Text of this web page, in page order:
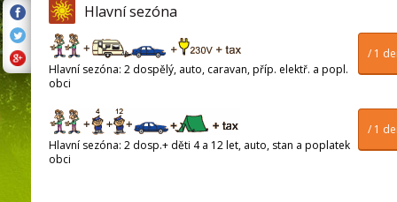
Hlavní sezóna
/ 1
Hlavní sezóna: 2 dospělý, auto, caravan, příp. elektř. a popl.
obci
/ 1
Hlavní sezóna: 2 dosp.+ děti 4 a 12 let, auto, stan a poplatek
obci